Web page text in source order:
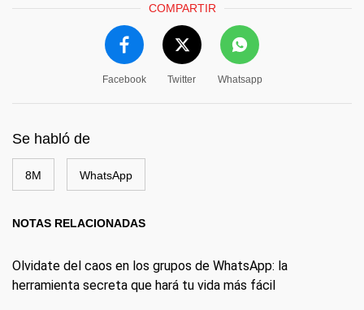
COMPARTIR
Facebook Twitter Whatsapp
Se habló de
8M WhatsApp
NOTAS RELACIONADAS
Olvidate del caos en los grupos de WhatsApp: la
herramienta secreta que hará tu vida más fácil